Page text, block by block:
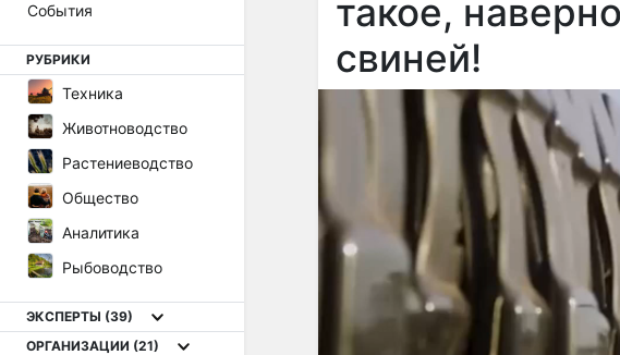
События
РУБРИКИ
Техника
Животноводство
Растениеводство
Общество
Аналитика
Рыбоводство
ЭКСПЕРТЫ (39)
ОРГАНИЗАЦИИ (21)
такое,
свиней!